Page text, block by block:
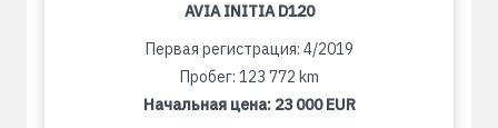
AVIA INITIA D120
Первая регистрация: 4/2019
Пробег: 123 772 km
Начальная цена: 23 000 EUR